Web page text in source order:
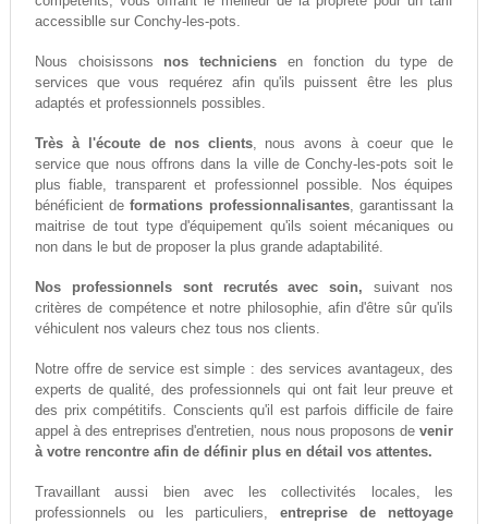
accessiblle sur Conchy-les-pots.
Nous choisissons nos techniciens en fonction du type de
services que vous requérez afin qu'ils puissent être les plus
adaptés et professionnels possibles.
Très à l'écoute de nos clients, nous avons à coeur que le
service que nous offrons dans la ville de Conchy-les-pots soit le
plus fiable, transparent et professionnel possible. Nos équipes
bénéficient deformations professionnalisantes, garantissant la
maitrise de tout type d'équipement qu'ils soient mécaniques ou
non dans le but de proposer la plus grande adaptabilité.
Nos professionnels sont recrutés avec soin, suivant nos
critères de compétence et notre philosophie, afin d'être sûr qu'ils
véhiculent nos valeurs chez tous nos clients.
Notre offre de service est simple : des services avantageux, des
experts de qualité, des professionnels qui ont fait leur preuve et
des prix compétitifs. Conscients qu'il est parfois difficile de faire
appel à des entreprises d'entretien, nous nous proposons devenir
à votre rencontre afin de définir plus en détail vos attentes.
Travaillant aussi bien avec les collectivités locales, les
professionnels ou les particuliers,entreprise de nettoyage